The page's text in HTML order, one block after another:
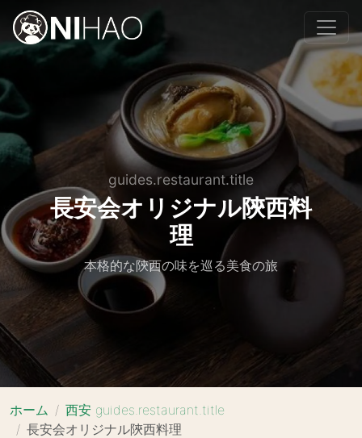
guides.restaurant.title
長安会オリジナル陝西料
理
本格的な陝西の味を巡る美食の旅
ホーム
西安 guides.restaurant.title
長安会オリジナル陝西料理